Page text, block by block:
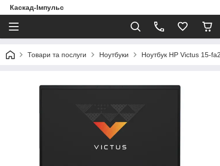
Каскад-Імпульс
Товари та послуги Ноутбуки Ноутбук HP Victus 15-